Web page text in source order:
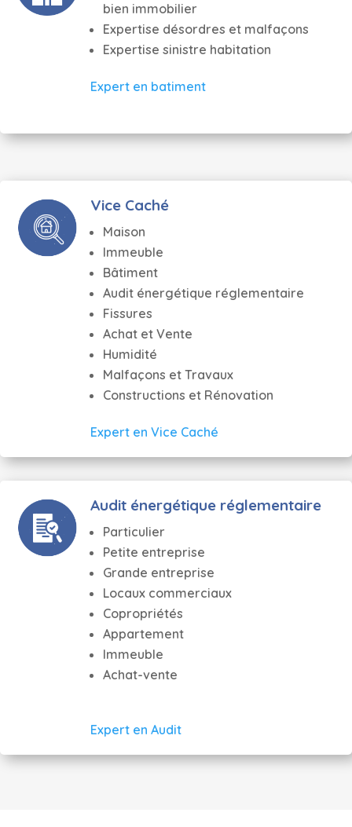
bien immobilier
Expertise désordres et malfaçons
Expertise sinistre habitation
Expert en batiment
Vice Caché
Maison
Immeuble
Bâtiment
Audit énergétique réglementaire
Fissures
Achat et Vente
Humidité
Malfaçons et Travaux
Constructions et Rénovation
Expert en Vice Caché
Audit énergétique réglementaire
Particulier
Petite entreprise
Grande entreprise
Locaux commerciaux
Copropriétés
Appartement
Immeuble
Achat-vente
Expert en Audit